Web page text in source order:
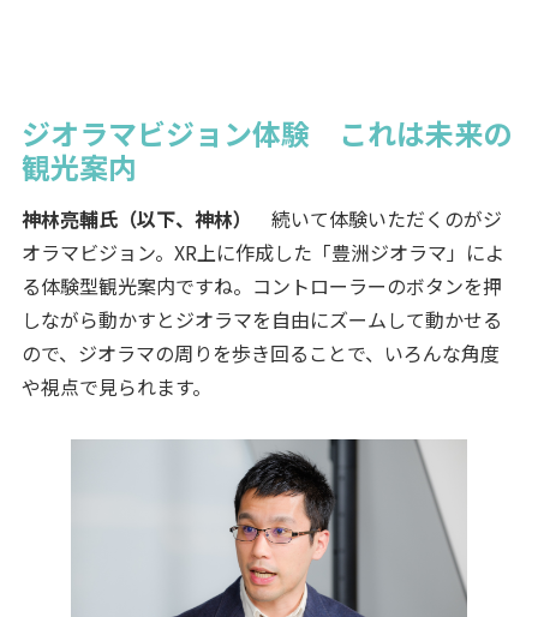
ジオラマビジョン体験 これは未来の
観光案内
神林亮輔氏（以下、神林）
続いて体験いただくのがジ
オラマビジョン。XR上に作成した「豊洲ジオラマ」によ
る体験型観光案内ですね。コントローラーのボタンを押
しながら動かすとジオラマを自由にズームして動かせる
ので、ジオラマの周りを歩き回ることで、いろんな角度
や視点で見られます。